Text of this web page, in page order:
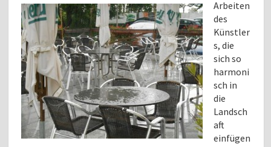
Arbeiten
des
Künstler
s, die
sich so
harmoni
sch in
die
Landsch
aft
einfügen